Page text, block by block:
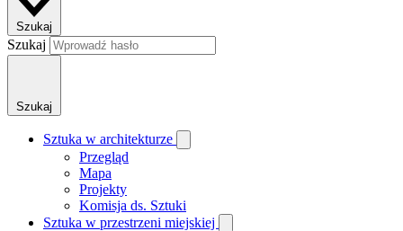
Szukaj
Szukaj
Szukaj
Sztuka w architekturze
Przegląd
Mapa
Projekty
Komisja ds. Sztuki
Sztuka w przestrzeni miejskiej